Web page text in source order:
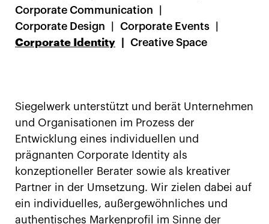
Corporate Communication
Corporate Design
Corporate Events
Corporate Identity
Creative Space
Siegelwerk unterstützt und berät Unternehmen
und Organisationen im Prozess der
Entwicklung eines individuellen und
prägnanten Corporate Identity als
konzeptioneller Berater sowie als kreativer
Partner in der Umsetzung. Wir zielen dabei auf
ein individuelles, außergewöhnliches und
authentisches Markenprofil im Sinne der